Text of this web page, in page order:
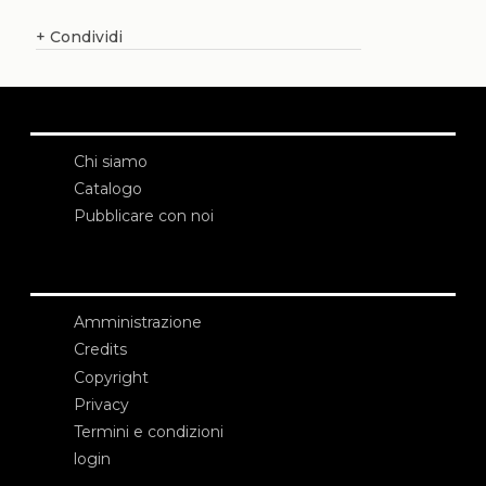
+ Condividi
Chi siamo
Catalogo
Pubblicare con noi
Amministrazione
Credits
Copyright
Privacy
Termini e condizioni
login